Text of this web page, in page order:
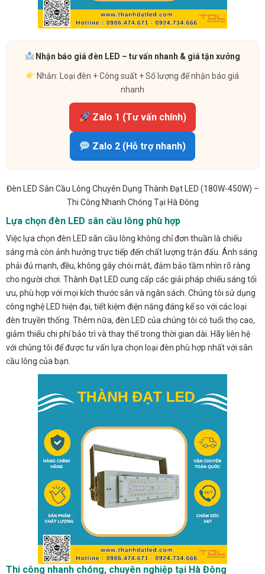
Nhận báo giá đèn LED – tư vấn nhanh & giá tận xưởng
Nhắn: Loại đèn + Công suất + Số lượng để nhận báo giá
nhanh
Zalo 1 (Tư vấn chính)
Zalo 2 (Hỗ trợ nhanh)
Đèn LED Sân Cầu Lông Chuyên Dụng Thành Đạt LED (180W-450W) –
Thi Công Nhanh Chóng Tại Hà Đông
Lựa chọn đèn LED sân cầu lông phù hợp
Việc lựa chọn đèn LED sân cầu lông không chỉ đơn thuần là chiếu
sáng mà còn ảnh hưởng trực tiếp đến chất lượng trận đấu. Ánh sáng
phải đủ mạnh, đều, không gây chói mắt, đảm bảo tầm nhìn rõ ràng
cho người chơi. Thành Đạt LED cung cấp các giải pháp chiếu sáng tối
ưu, phù hợp với mọi kích thước sân và ngân sách. Chúng tôi sử dụng
công nghệ LED hiện đại, tiết kiệm điện năng đáng kể so với các loại
đèn truyền thống. Thêm nữa, đèn LED của chúng tôi có tuổi thọ cao,
giảm thiểu chi phí bảo trì và thay thế trong thời gian dài. Hãy liên hệ
với chúng tôi để được tư vấn lựa chọn loại đèn phù hợp nhất với sân
cầu lông của bạn.
Thi công nhanh chóng, chuyên nghiệp tại Hà Đông